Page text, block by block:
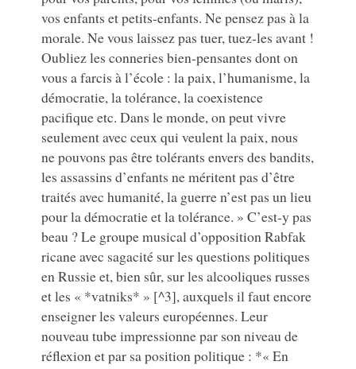
vos enfants et petits-enfants. Ne pensez pas à la
morale. Ne vous laissez pas tuer, tuez-les avant !
Oubliez les conneries bien-pensantes dont on
vous a farcis à l’école : la paix, l’humanisme, la
démocratie, la tolérance, la coexistence
pacifique etc. Dans le monde, on peut vivre
seulement avec ceux qui veulent la paix, nous
ne pouvons pas être tolérants envers des bandits,
les assassins d’enfants ne méritent pas d’être
traités avec humanité, la guerre n’est pas un lieu
pour la démocratie et la tolérance. » C’est-y pas
beau ? Le groupe musical d’opposition Rabfak
ricane avec sagacité sur les questions politiques
en Russie et, bien sûr, sur les alcooliques russes
et les « *vatniks* » [^3], auxquels il faut encore
enseigner les valeurs européennes. Leur
nouveau tube impressionne par son niveau de
réflexion et par sa position politique : *« En